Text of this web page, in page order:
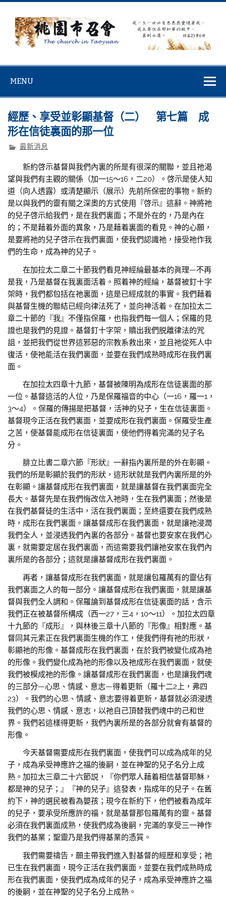
Skip
content
MENU
經歷、享受並彰顯基督（二） 第七篇 成
形在信徒裏面的那一位
最新消息
新約啓示基督與我們內裏的所是有很深的關聯，並且祂渴
望與我們有主觀的關係（加一15～16，二20）。啓示是使人知
道（向人透露）或清楚顯示（展示）先前所保密的事物。新約
是以與我們的靈有關之深奧的方式使用『啓示』這辭。神將祂
的兒子啓示給我們，是在我們裏面；不是外在的，乃是內在
的；不是藉着外面的異象，乃是藉着裏面的看見。神的心願，
是要將祂的兒子啓示在我們裏面，使我們認識祂，接受祂作我
們的生命，成為神的兒子。
在加拉太二章二十節我們看見神經綸最基本的眞理—不再
是我，乃是基督在我裏面活着。照着神的經綸，基督被釘十字
架時，我們都包括在祂裏面，這是已經成就的事實。我們藉着
與基督生機的聯結已經向律法死了，並向神活着。在加拉太二
章二十節的『我』不僅指保羅，也指我們每一個人；保羅的見
證也是我們的見證。基督釘十字架，贖出我們脱離律法的咒
詛，並把我們從世界這邪惡的宗教系救出來，並且祂從死人中
復活，使祂能活在我們裏面，並要在我們成熟時成形在我們裏
面。
在加拉太四章十九節，基督被陳明為成形在信徒裏面的那
一位。基督這活的人位，乃是保羅福音的中心（一16，羅一1，
3～4）。保羅的傳揚是把基督，活神的兒子，生在信徒裏面。
基督現今正活在我們裏面，並要成形在我們裏面。保羅受生產
之苦，使基督能成形在信徒裏面，使他們得着完滿的兒子名
分。
腓立比書二章六節『形狀』一辭指內裏所是的外在彰顯。
我們的所是彰顯於我們的形狀，這形狀就是我們內裏所是的外
在彰顯。讓基督成形在我們裏面，就是讓基督在我們裏面完全
長大。基督先是在我們悔改信入祂時，生在我們裏面；然後是
在我們基督徒的生活中，活在我們裏面；至終還要在我們成熟
時，成形在我們裏面。讓基督成形在我們裏面，就是讓祂浸潤
我們全人，並浸透我們內裏的各部分。基督也要安家在我們心
裏，就需要定居在我們裏面，而這需要我們讓祂安家在我們內
裏所是的各部分；這就是讓基督成形在我們裏面。
再者，讓基督成形在我們裏面，就是讓包羅萬有的靈佔有
我們裏面之人的每一部分。讓基督成形在我們裏面，就是讓基
督與我們全人調和。保羅論到基督成形在信徒裏面的話，含示
我們正在被基督所構成（西一27，三4，10～11）。加拉太四章
十九節的『成形』，與林後三章十八節的『形像』相對應。基
督同其元素正在我們裏面生機的作工，使我們得有祂的形狀，
彰顯祂的形像。基督成形在我們裏面，在於我們被變化成為祂
的形像。我們變化成為祂的形像以及祂成形在我們裏面，就使
我們被模成祂的形像。讓基督成形在我們裏面，也是讓我們魂
的三部分—心思、情感、意志—得着更新（羅十二2上，弗四
23）。我們的心思、情感、意志要得着更新，基督就必須浸透
我們的心思、情感、意志，以祂自己頂替我們魂中的己和世
界。我們若這樣得更新，我們內裏所是的各部分就會有基督的
形像。
今天基督需要成形在我們裏面，使我們可以成為成年的兒
子，成為承受神應許之福的後嗣，並在神聖的兒子名分上成
熟。加拉太三章二十六節説，『你們眾人藉着相信基督耶穌，
都是神的兒子；』『神的兒子』這發表，指成年的兒子。在舊
約下，神的選民被看為嬰孩；現今在新約下，他們被看為成年
的兒子，要承受所應許的福，就是基督那包羅萬有的靈。基督
必須在我們裏面成熟，使我們成為後嗣，完滿的享受三一神作
我們的基業；聖靈乃是我們得基業的憑質。
我們需要禱告，願主帶我們進入對基督的經歷和享受；祂
已生在我們裏面，現今正活在我們裏面，並要在我們成熟時成
形在我們裏面，使我們成為成年的兒子，成為承受神應許之福
的後嗣，並在神聖的兒子名分上成熟。